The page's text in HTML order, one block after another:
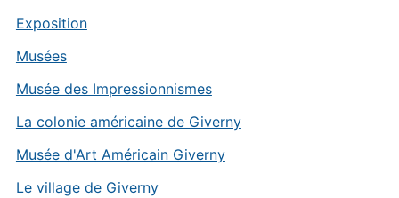
Exposition
Musées
Musée des Impressionnismes
La colonie américaine de Giverny
Musée d'Art Américain Giverny
Le village de Giverny